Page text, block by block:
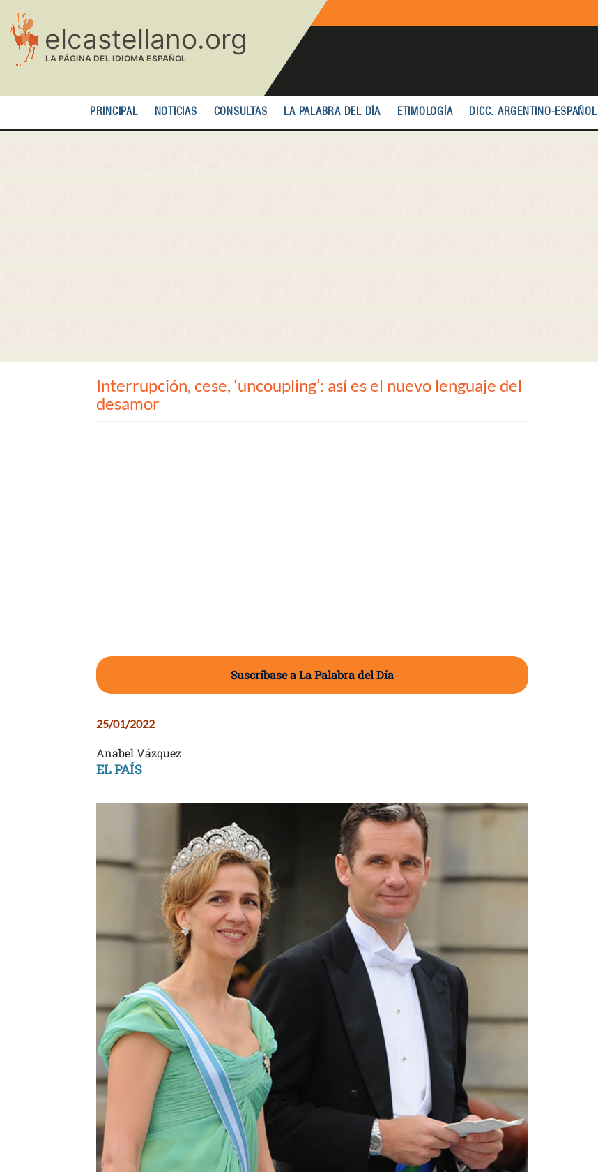
contenido
principal
PRINCIPAL NOTICIAS CONSULTAS LA PALABRA DEL DÍA ETIMOLOGÍA DICC. ARGENTINO-ESPAÑOL
Interrupción, cese, ‘uncoupling’: así es el nuevo lenguaje del
desamor
Suscríbase a La Palabra del Día
25/01/2022
Anabel Vázquez
EL PAÍS